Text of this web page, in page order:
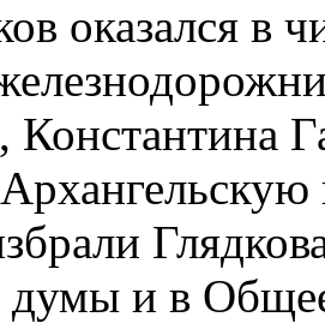
оказался в
Константина
думы и в